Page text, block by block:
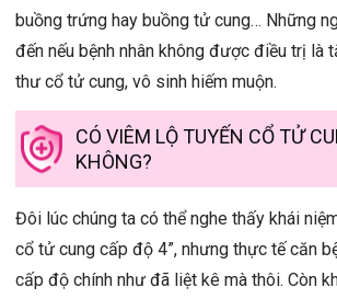
buồng trứng hay buồng tử cung… Những
đến nếu bệnh nhân không được điều trị là
thư cổ tử cung, vô sinh hiếm muộn.
CÓ VIÊM LỘ TUYẾN CỔ TỬ
KHÔNG?
Đôi lúc chúng ta có thể nghe thấy khái
cổ tử cung cấp độ 4”, nhưng thực tế căn
cấp độ chính như đã liệt kê mà thôi. Còn